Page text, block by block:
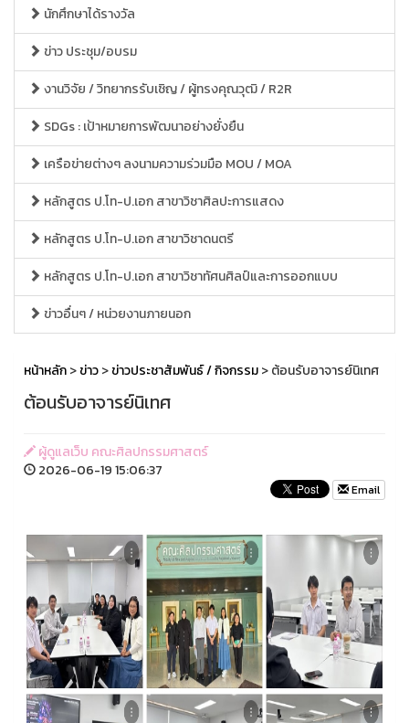
นักศึกษาได้รางวัล
ข่าว ประชุม/อบรม
งานวิจัย / วิทยากรรับเชิญ / ผู้ทรงคุณวุฒิ / R2R
SDGs : เป้าหมายการพัฒนาอย่างยั่งยืน
เครือข่ายต่างๆ ลงนามความร่วมมือ MOU / MOA
หลักสูตร ป.โท-ป.เอก สาขาวิชาศิลปะการแสดง
หลักสูตร ป.โท-ป.เอก สาขาวิชาดนตรี
หลักสูตร ป.โท-ป.เอก สาขาวิชาทัศนศิลป์และการออกแบบ
ข่าวอื่นๆ / หน่วยงานภายนอก
หน้าหลัก>ข่าว>ข่าวประชาสัมพันธ์ / กิจกรรม> ต้อนรับอาจารย์นิเทศ
ต้อนรับอาจารย์นิเทศ
ผู้ดูแลเว็บ คณะศิลปกรรมศาสตร์
2026-06-19 15:06:37
Email